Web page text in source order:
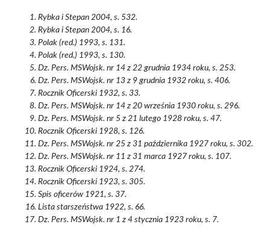
Rybka i Stepan 2004, s. 532.
Rybka i Stepan 2004, s. 16.
Polak (red.) 1993, s. 131.
Polak (red.) 1993, s. 130.
Dz. Pers. MSWojsk. nr 14 z 22 grudnia 1934 roku, s. 253.
Dz. Pers. MSWojsk. nr 13 z 9 grudnia 1932 roku, s. 406.
Rocznik Oficerski 1932, s. 33.
Dz. Pers. MSWojsk. nr 14 z 20 września 1930 roku, s. 296.
Dz. Pers. MSWojsk. nr 5 z 21 lutego 1928 roku, s. 47.
Rocznik Oficerski 1928, s. 126.
Dz. Pers. MSWojsk. nr 25 z 31 października 1927 roku, s. 302.
Dz. Pers. MSWojsk. nr 11 z 31 marca 1927 roku, s. 107.
Rocznik Oficerski 1924, s. 274.
Rocznik Oficerski 1923, s. 305.
Spis oficerów 1921, s. 37.
Lista starszeństwa 1922, s. 66.
Dz. Pers. MSWojsk. nr 1 z 4 stycznia 1923 roku, s. 7.